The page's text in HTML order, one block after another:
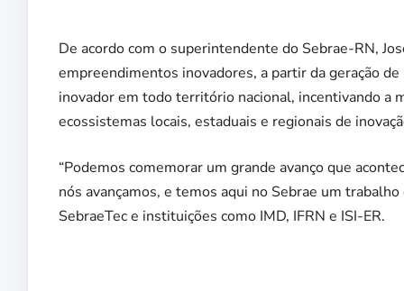
De acordo com o superintendente do Sebrae-RN,
empreendimentos inovadores, a partir da geração
inovador em todo território nacional, incentivando a
ecossistemas locais, estaduais e regionais de
“Podemos comemorar um grande avanço que
nós avançamos, e temos aqui no Sebrae um
SebraeTec e instituições como IMD, IFRN e ISI-ER.